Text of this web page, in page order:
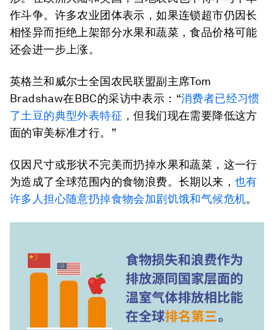
作斗争。许多农业团体表示，如果连锁超市仍因长
相怪异而拒绝上架部分水果和蔬菜，食品价格可能
还会进一步上涨。
英格兰和威尔士全国农民联盟副主席Tom
Bradshaw在BBC的采访中表示：“消费者已经习惯
了土豆的典型外表特征 ，但我们现在需要降低这方
面的审美标准才行。”
仅因尺寸或形状不完美而扔掉水果和蔬菜，这一行
为造成了全球范围内的食物浪费。长期以来， 也有
许多人担心随意扔掉食物会加剧饥饿和气候危机。